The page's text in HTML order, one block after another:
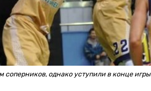
соперников, однако уступили в конце игры